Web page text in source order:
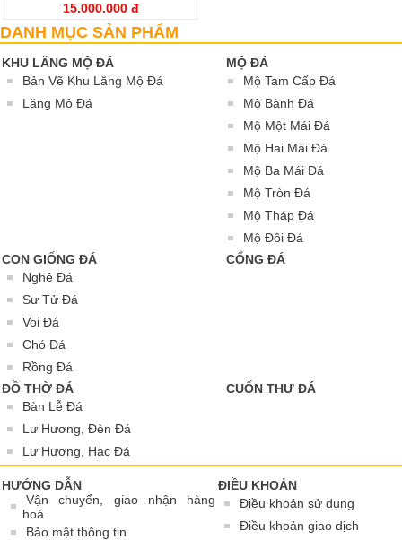
15.000.000 đ
DANH MỤC SẢN PHẨM
KHU LĂNG MỘ ĐÁ
Bản Vẽ Khu Lăng Mộ Đá
Lăng Mộ Đá
MỘ ĐÁ
Mộ Tam Cấp Đá
Mộ Bành Đá
Mộ Một Mái Đá
Mộ Hai Mái Đá
Mộ Ba Mái Đá
Mộ Tròn Đá
Mộ Tháp Đá
Mộ Đôi Đá
CON GIỐNG ĐÁ
Nghê Đá
Sư Tử Đá
Voi Đá
Chó Đá
Rồng Đá
CỔNG ĐÁ
ĐỒ THỜ ĐÁ
Bàn Lễ Đá
Lư Hương, Đèn Đá
Lư Hương, Hạc Đá
CUỐN THƯ ĐÁ
HƯỚNG DẪN
Vận chuyển, giao nhận hàng
hoá
Bảo mật thông tin
ĐIỀU KHOẢN
Điều khoản sử dụng
Điều khoản giao dịch